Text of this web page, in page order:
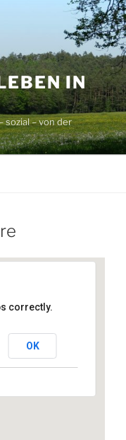
IN
sozial – von der
correctly.
OK